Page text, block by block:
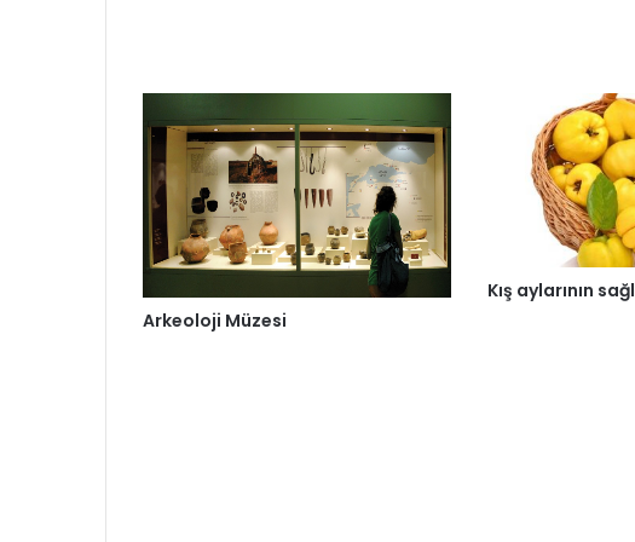
Arkeoloji Müzesi
Kış aylarının